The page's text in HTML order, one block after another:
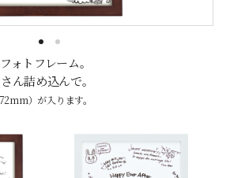
ォトフレーム。
ん詰め込んで。
）が入ります。